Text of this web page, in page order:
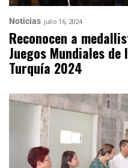
Noticias julio 16, 2024
Reconocen a
Juegos Mundiales
Turquía 2024